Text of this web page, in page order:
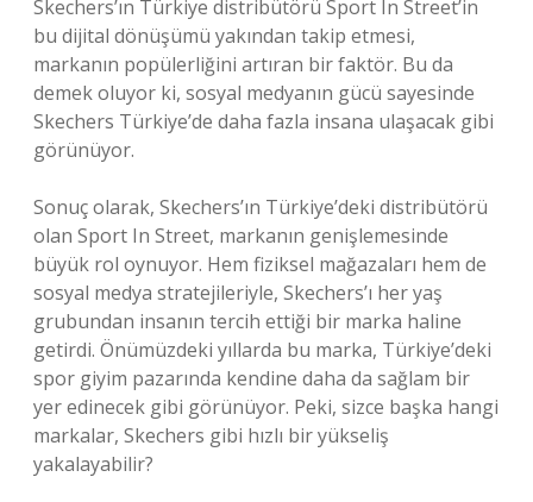
Skechers’ın Türkiye distribütörü Sport In Street’in
bu dijital dönüşümü yakından takip etmesi,
markanın popülerliğini artıran bir faktör. Bu da
demek oluyor ki, sosyal medyanın gücü sayesinde
Skechers Türkiye’de daha fazla insana ulaşacak gibi
görünüyor.
Sonuç olarak, Skechers’ın Türkiye’deki distribütörü
olan Sport In Street, markanın genişlemesinde
büyük rol oynuyor. Hem fiziksel mağazaları hem de
sosyal medya stratejileriyle, Skechers’ı her yaş
grubundan insanın tercih ettiği bir marka haline
getirdi. Önümüzdeki yıllarda bu marka, Türkiye’deki
spor giyim pazarında kendine daha da sağlam bir
yer edinecek gibi görünüyor. Peki, sizce başka hangi
markalar, Skechers gibi hızlı bir yükseliş
yakalayabilir?